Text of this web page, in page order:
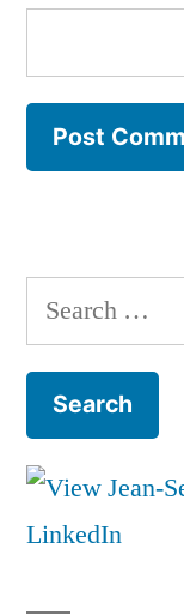
Search
for: